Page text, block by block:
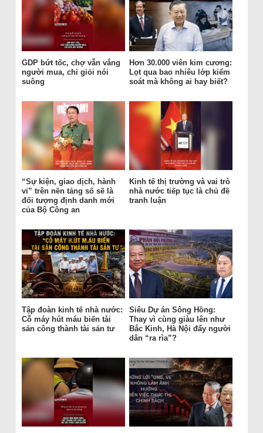
GDP bứt tốc, chợ vẫn vắng
người mua, chỉ giỏi nói
suông
Hơn 30.000 viên kim cương:
Lọt qua bao nhiêu lớp kiểm
soát mà không ai hay biết?
“Sự kiện, giao dịch, hành
vi” trên nền tảng số sẽ là
đối tượng định danh mới
của Bộ Công an
Kinh tế thị trường và vai trò
nhà nước tiếp tục là chủ đề
tranh luận
Tập đoàn kinh tế nhà nước:
Cỗ máy hút máu biến tài
sản công thành tài sản tư
Siêu Dự án Sông Hồng:
Thay vì cùng giàu lên như
Bắc Kinh, Hà Nội đẩy người
dân “ra rìa”?